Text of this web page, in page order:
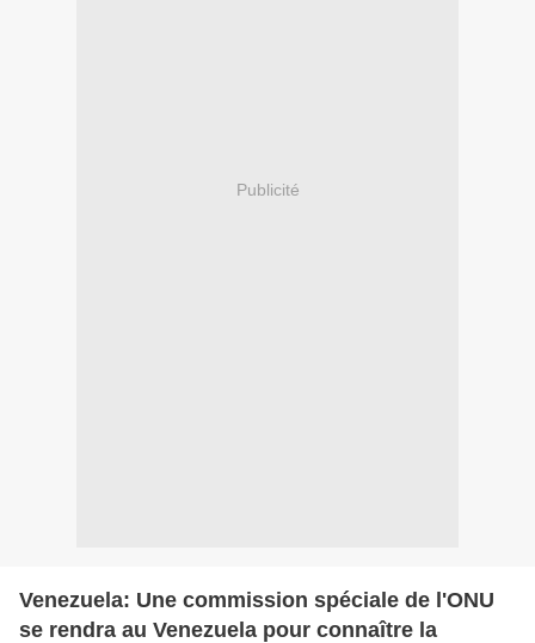
Publicité
Venezuela: Une commission spéciale de l'ONU
se rendra au Venezuela pour connaître la